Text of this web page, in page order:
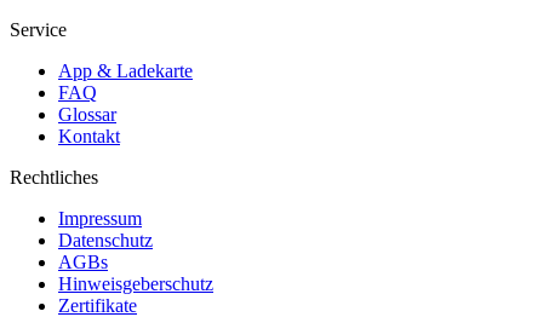
Service
App & Ladekarte
FAQ
Glossar
Kontakt
Rechtliches
Impressum
Datenschutz
AGBs
Hinweisgeberschutz
Zertifikate